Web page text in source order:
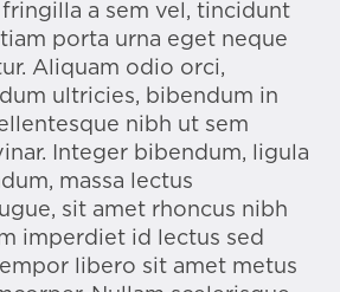
fringilla a sem vel, tincidunt
porta urna eget neque
Aliquam odio orci,
ultricies, bibendum in
nibh ut sem
Integer bibendum, ligula
massa lectus
sit amet rhoncus nibh
imperdiet id lectus sed
libero sit amet metus